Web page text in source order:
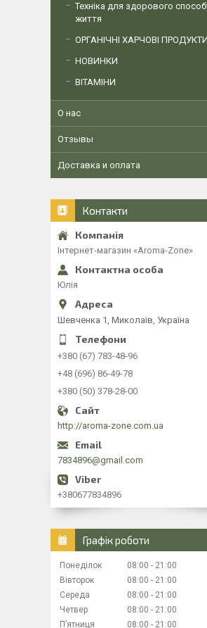
Техніка для здорового
життя
ОРГАНІЧНІ ХАРЧОВІ ПРОДУКТИ
НОВИНКИ
ВІТАМІНИ
О нас
Отзывы
Доставка и оплата
Контакти
Інтернет-магазин «Aroma-Zone»
Юлія
Шевченка 1, Миколаїв, Україна
+380 (67) 783-48-96
+48 (696) 86-49-78
+380 (50) 378-28-00
http://aroma-zone.com.ua
7834896@gmail.com
+380677834896
Графік роботи
Понеділок 08:00
21:00
Вівторок
08:00
21:00
Середа
08:00
21:00
Четвер
08:00
21:00
Пʼятниця
08:00 21:00